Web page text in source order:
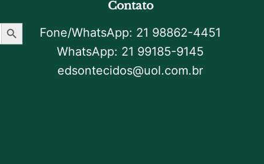
Botão De Pesquisa
Contato
Fone/WhatsApp: 21 98862-4451
WhatsApp: 21 99185-9145
edsontecidos@uol.com.br